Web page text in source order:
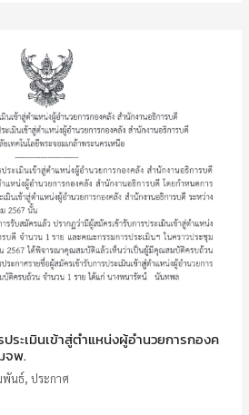
ระเมินเข้าสู่ตำแหน่งผู้อำนวยการกองค
จพ.
พันธ์, ประกาศ